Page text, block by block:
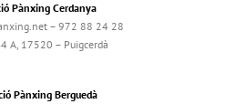
Pànxing Cerdanya
– 972 88 24 28
A, 17520 – Puigcerdà
Pànxing Berguedà